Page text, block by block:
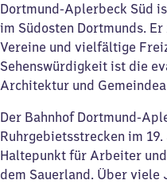
Dortmund-Aplerbeck Süd
im Südosten Dortmunds.
Vereine und vielfältige
Sehenswürdigkeit ist die
Architektur und
Der Bahnhof Dortmund-
Ruhrgebietsstrecken im
Haltepunkt für Arbeiter und
dem Sauerland. Über